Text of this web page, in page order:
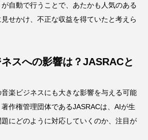
自動で行うことで、あたかも人気のある
せかけ、不正な収益を得ていたと考えら
スへの影響は？JASRACと
楽ビジネスにも大きな影響を与える可能
作権管理団体であるJASRACは、AIが生
にどのように対応していくのか、注目が